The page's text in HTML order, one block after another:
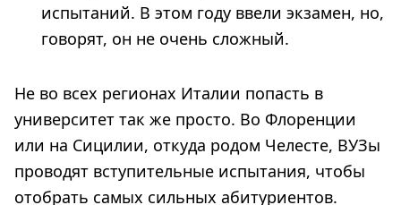
испытаний. В этом году ввели экзамен, но,
говорят, он не очень сложный.
Не во всех регионах Италии попасть в
университет так же просто. Во Флоренции
или на Сицилии, откуда родом Челесте, ВУЗы
проводят вступительные испытания, чтобы
отобрать самых сильных абитуриентов.